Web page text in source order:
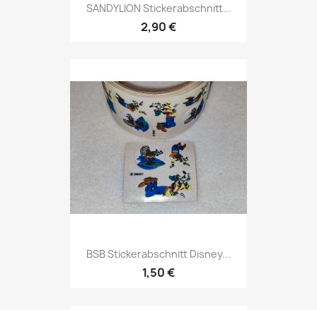
SANDYLION Stickerabschnitt...
2,90 €
BSB Stickerabschnitt Disney...
1,50 €